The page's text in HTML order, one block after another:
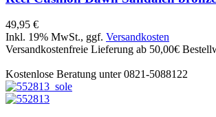
49,95 €
Inkl. 19% MwSt., ggf. Versandkosten
Versandkostenfreie Lieferung ab 50,00€
Kostenlose Beratung unter 0821-5088122